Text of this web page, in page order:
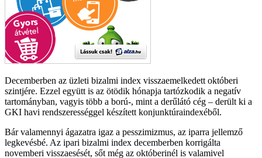
Decemberben az üzleti bizalmi index visszaemelkedett októberi
szintjére. Ezzel együtt is az ötödik hónapja tartózkodik a negatív
tartományban, vagyis több a ború-, mint a derűlátó cég – derült ki a
GKI havi rendszerességgel készített konjunktúraindexéből.
Bár valamennyi ágazatra igaz a pesszimizmus, az iparra jellemző
legkevésbé. Az ipari bizalmi index decemberben korrigálta
novemberi visszaesését, sőt még az októberinél is valamivel